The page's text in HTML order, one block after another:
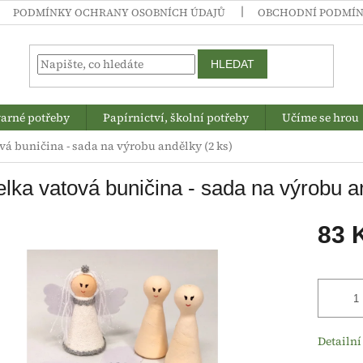
PODMÍNKY OCHRANY OSOBNÍCH ÚDAJŮ OBCHODNÍ
HLEDAT
potřeby Papírnictví, školní potřeby Učíme se hrou
buničina - sada na výrobu andělky (2 ks)
vatová buničina - sada na výrobu
83
cena: